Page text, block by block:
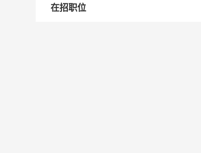
在招职位